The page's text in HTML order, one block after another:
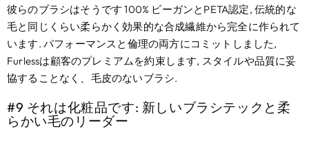
彼らのブラシはそうです 100% ビーガンとPETA認定, 伝統的な
毛と同じくらい柔らかく効果的な合成繊維から完全に作られて
います. パフォーマンスと倫理の両方にコミットしました,
Furlessは顧客のプレミアムを約束します, スタイルや品質に妥
協することなく、毛皮のないブラシ.
#9 それは化粧品です: 新しいブラシテックと柔
らかい毛のリーダー